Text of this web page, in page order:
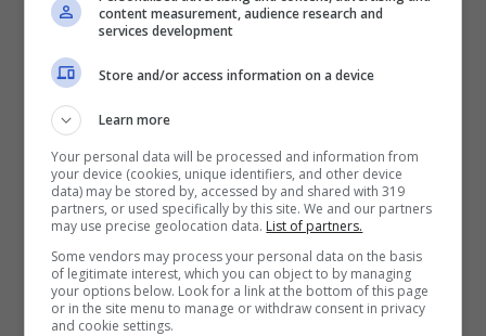
content measurement, audience research and
services development
Store and/or access information on a device
Learn more
Your personal data will be processed and information from
your device (cookies, unique identifiers, and other device
data) may be stored by, accessed by and shared with 319
partners, or used specifically by this site. We and our partners
may use precise geolocation data. List of partners.
Some vendors may process your personal data on the basis
of legitimate interest, which you can object to by managing
your options below. Look for a link at the bottom of this page
or in the site menu to manage or withdraw consent in privacy
and cookie settings.